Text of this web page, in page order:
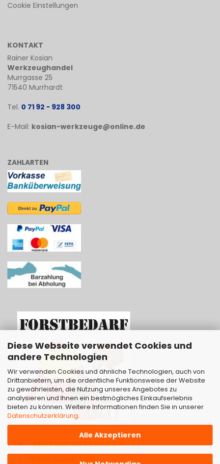
Diese Webseite verwendet Cookies und
andere Technologien
Wir verwenden Cookies und ähnliche Technologien, auch von
Drittanbietern, um die ordentliche Funktionsweise der Website
zu gewährleisten, die Nutzung unseres Angebotes zu
analysieren und Ihnen ein bestmögliches Einkaufserlebnis
bieten zu können. Weitere Informationen finden Sie in unserer
Datenschutzerklärung.
Alle Akzeptieren
Cookie Einstellungen
KONTAKT
Rainer Kosian
Werkzeughandel
Murrgasse 25
71540 Murrhardt
Tel. 0 71 92 - 928 300
E-Mail: kosian-werkzeuge@online.de
ZAHLARTEN
VERTRAG WIDERRUFEN